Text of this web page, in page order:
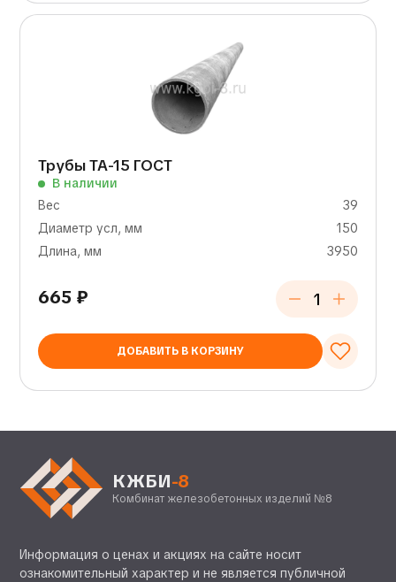
Трубы ТА-15 ГОСТ
В наличии
Вес
39
Диаметр усл, мм
150
Длина, мм
3950
665 ₽
ДОБАВИТЬ В КОРЗИНУ
КЖБИ-8
Комбинат железобетонных изделий №8
Информация о ценах и акциях на сайте носит
ознакомительный характер и не является публичной